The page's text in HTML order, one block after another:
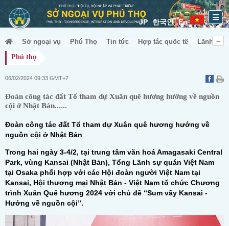
JP 한국인 En
Sở ngoại vụ Phú Thọ Tin tức Hợp tác quốc tế
Lãnh sự
Phú thọ
06/02/2024 09:33 GMT+7
Đoàn công tác đất Tổ tham dự Xuân quê hương hướng về nguồn
cội ở Nhật Bản......
Đoàn công tác đất Tổ tham dự Xuân quê hương hướng về
nguồn cội ở Nhật Bản
Trong hai ngày 3-4/2, tại trung tâm văn hoá Amagasaki Central
Park, vùng Kansai (Nhật Bản), Tổng Lãnh sự quán Việt Nam
tại Osaka phối hợp với các Hội đoàn người Việt Nam tại
Kansai, Hội thương mại Nhật Bản - Việt Nam tổ chức Chương
trình Xuân Quê hương 2024 với chủ đề “Sum vầy Kansai -
Hướng về nguồn cội”.